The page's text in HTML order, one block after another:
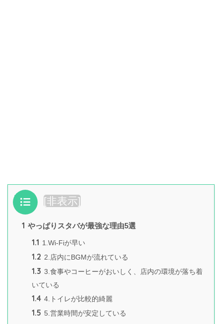
目次 [非表示]
1 やっぱりスタバが最強な理由5選
1.1 1.Wi-Fiが早い
1.2 2.店内にBGMが流れている
1.3 3.食事やコーヒーがおいしく、店内の環境が落ち着
いている
1.4 4.トイレが比較的綺麗
1.5 5.営業時間が安定している